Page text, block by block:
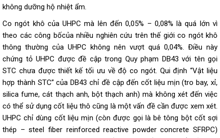
không dưỡng hộ nhiệt ẩm.
Co ngót khô của UHPC mà lên đến 0,05% – 0,08% là quá lớn vì
theo các công bốcủa nhiều nghiên cứu trên thế giới co ngót khô
thông thường của UHPC không nên vượt quá 0,04%. Điều này
chứng tỏ UHPC được đề cập trong Quy phạm DB43 với tên gọi
STC chưa được thiết kế tối ưu về độ co ngót. Qui định “Vật liệu
hợp thành STC” của DB43 chỉ đề cập đến cốt liệu mịn (tro bay, xỉ,
silica fume, cát thạch anh, bột thạch anh) mà không xét đến việc
có thể sử dụng cốt liệu thô cũng là một vấn đề cần được xem xét.
UHPC chỉ dùng cốt liệu mịn (còn được gọi là bê tông bột cốt sợi
thép – steel fiber reinforced reactive powder concrete SFRPC)